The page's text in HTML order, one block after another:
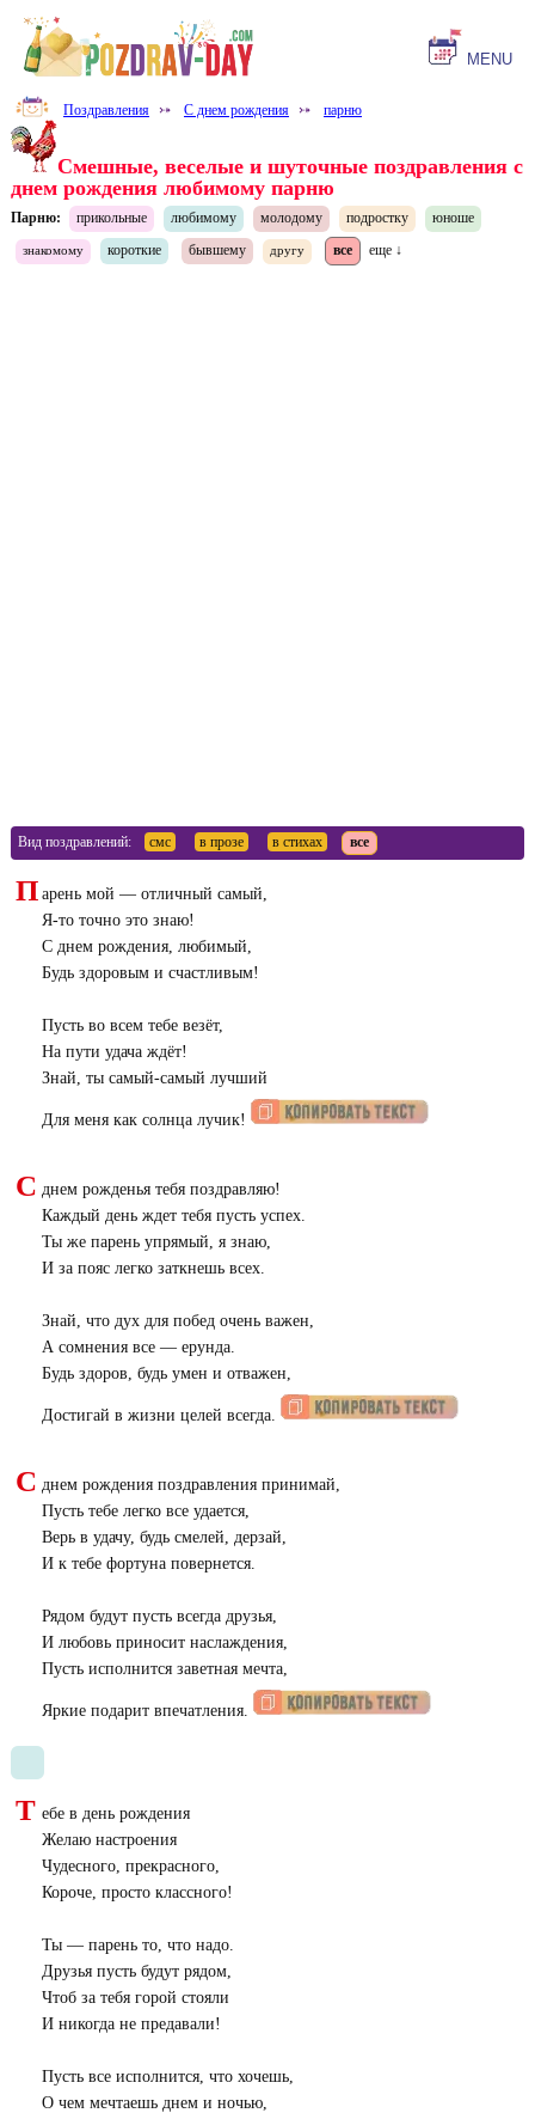
MENU
Поздравления ⤐ С днем рождения ⤐ парню
Смешные, веселые и шуточные поздравления с
днем рождения любимому парню
Парню: прикольные любимому молодому подростку юноше
знакомому короткие бывшему другу все еще ↓
Вид поздравлений: смс в прозе в стихах все
П арень мой — отличный самый,
Я-то точно это знаю!
С днем рождения, любимый,
Будь здоровым и счастливым!
Пусть во всем тебе везёт,
На пути удача ждёт!
Знай, ты самый-самый лучший
Для меня как солнца лучик!
С днем рожденья тебя поздравляю!
Каждый день ждет тебя пусть успех.
Ты же парень упрямый, я знаю,
И за пояс легко заткнешь всех.
Знай, что дух для побед очень важен,
А сомнения все — ерунда.
Будь здоров, будь умен и отважен,
Достигай в жизни целей всегда.
С днем рождения поздравления принимай,
Пусть тебе легко все удается,
Верь в удачу, будь смелей, дерзай,
И к тебе фортуна повернется.
Рядом будут пусть всегда друзья,
И любовь приносит наслаждения,
Пусть исполнится заветная мечта,
Яркие подарит впечатления.
Т ебе в день рождения
Желаю настроения
Чудесного, прекрасного,
Короче, просто классного!
Ты — парень то, что надо.
Друзья пусть будут рядом,
Чтоб за тебя горой стояли
И никогда не предавали!
Пусть все исполнится, что хочешь,
О чем мечтаешь днем и ночью,